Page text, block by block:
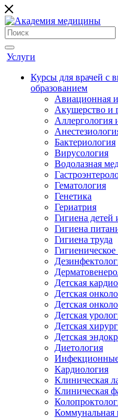
Услуги
Курсы для врачей с
образованием
Авиационная
Акушерство и
Аллергология
Бактериология
Вирусология
Водолазная
Гематология
Генетика
Гериатрия
Гигиена детей
Гигиена
Гигиена труда
Детская
Детская
Детская
Детская
Детская
Детская
Диетология
Кардиология
Клиническая
Клиническая
Коммунальная